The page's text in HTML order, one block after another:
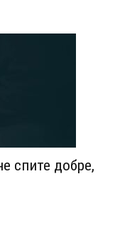
спите добре,